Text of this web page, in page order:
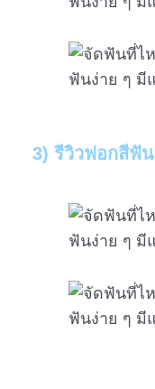
3) รีวิวฟอกสีฟัน